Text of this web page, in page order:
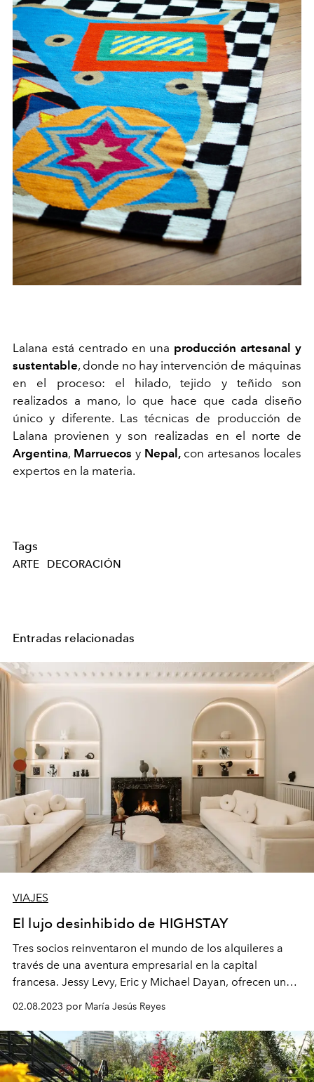
Lalana está centrado en una producción artesanal y
sustentable, donde no hay intervención de máquinas
en el proceso: el hilado, tejido y teñido son
realizados a mano, lo que hace que cada diseño
único y diferente. Las técnicas de producción de
Lalana provienen y son realizadas en el norte de
Argentina, Marruecos y Nepal,con artesanos locales
expertos en la materia.
Tags
ARTE DECORACIÓN
Entradas relacionadas
VIAJES
El lujo desinhibido de HIGHSTAY
Tres socios reinventaron el mundo de los alquileres a
través de una aventura empresarial en la capital
francesa. Jessy Levy, Eric y Michael Dayan, ofrecen una
hospitalidad de lujo donde la libertad y la intimidad se
combinan a la perfección.
02.08.2023 por María Jesús Reyes